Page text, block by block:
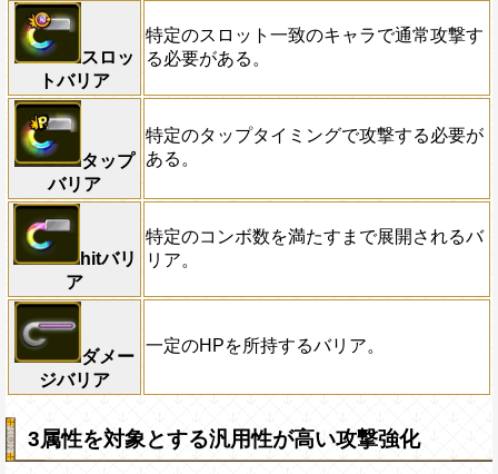
スロッ
トバリア
特定のスロット一致のキャラで通常攻撃す
る必要がある。
タップ
バリア
特定のタップタイミングで攻撃する必要が
ある。
hitバリ
ア
特定のコンボ数を満たすまで展開されるバ
リア。
ダメー
ジバリア
一定のHPを所持するバリア。
3属性を対象とする汎用性が高い攻撃強化